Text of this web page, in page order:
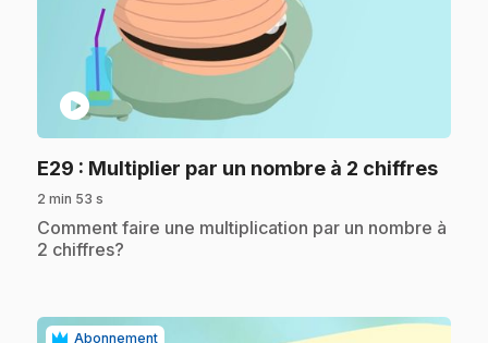
play_circle
E29 : Multiplier par un nombre à 2 chiffres.
2 min 53 s
.Comment faire une multiplication par un nombre à
2 chiffres?
Abonnement